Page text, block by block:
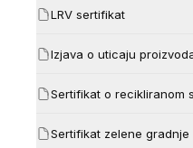
LRV sertifikat
Izjava o uticaju
Sertifikat o recikliranom
Sertifikat zelene gradnje